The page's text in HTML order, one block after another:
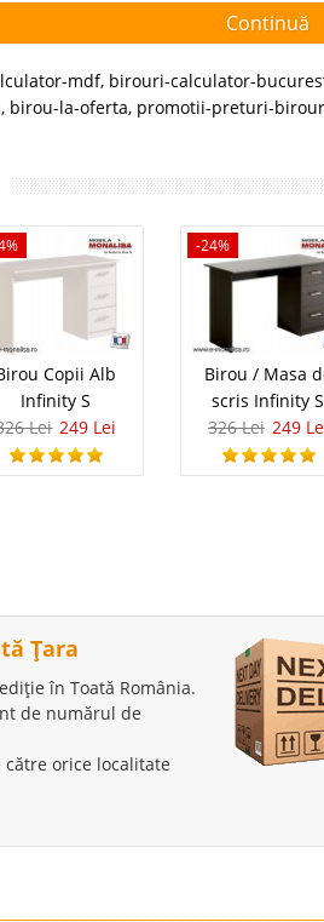
Continuă
mdf, birouri-calculator-
, birou-la-oferta, promotii-preturi-
Copii Alb
Infinity S
Lei 249 Lei
-24%
Birou / Masa
scris Infinity S
326 Lei 249
Țara
în Toată România.
de numărul de
orice localitate